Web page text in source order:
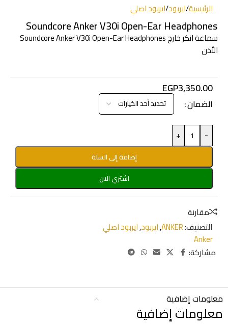
الرئيسية/ايربود/ايربود اصلي
Soundcore Anker V30i Open-Ear Headphones
Soundcore Anker V30i Open-Ear Headphones سماعة انكر خارج
الأذن
EGP3,350.00
الضمان
-
+
إضافة إلى السلة
اشتري الان
مقارنة
التصنيف:ANKER
,ايربود,ايربود اصلي
Anker
مشاركة:
معلومات إضافية
معلومات إضافية